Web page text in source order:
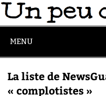
MENU
La liste de
« complotistes »